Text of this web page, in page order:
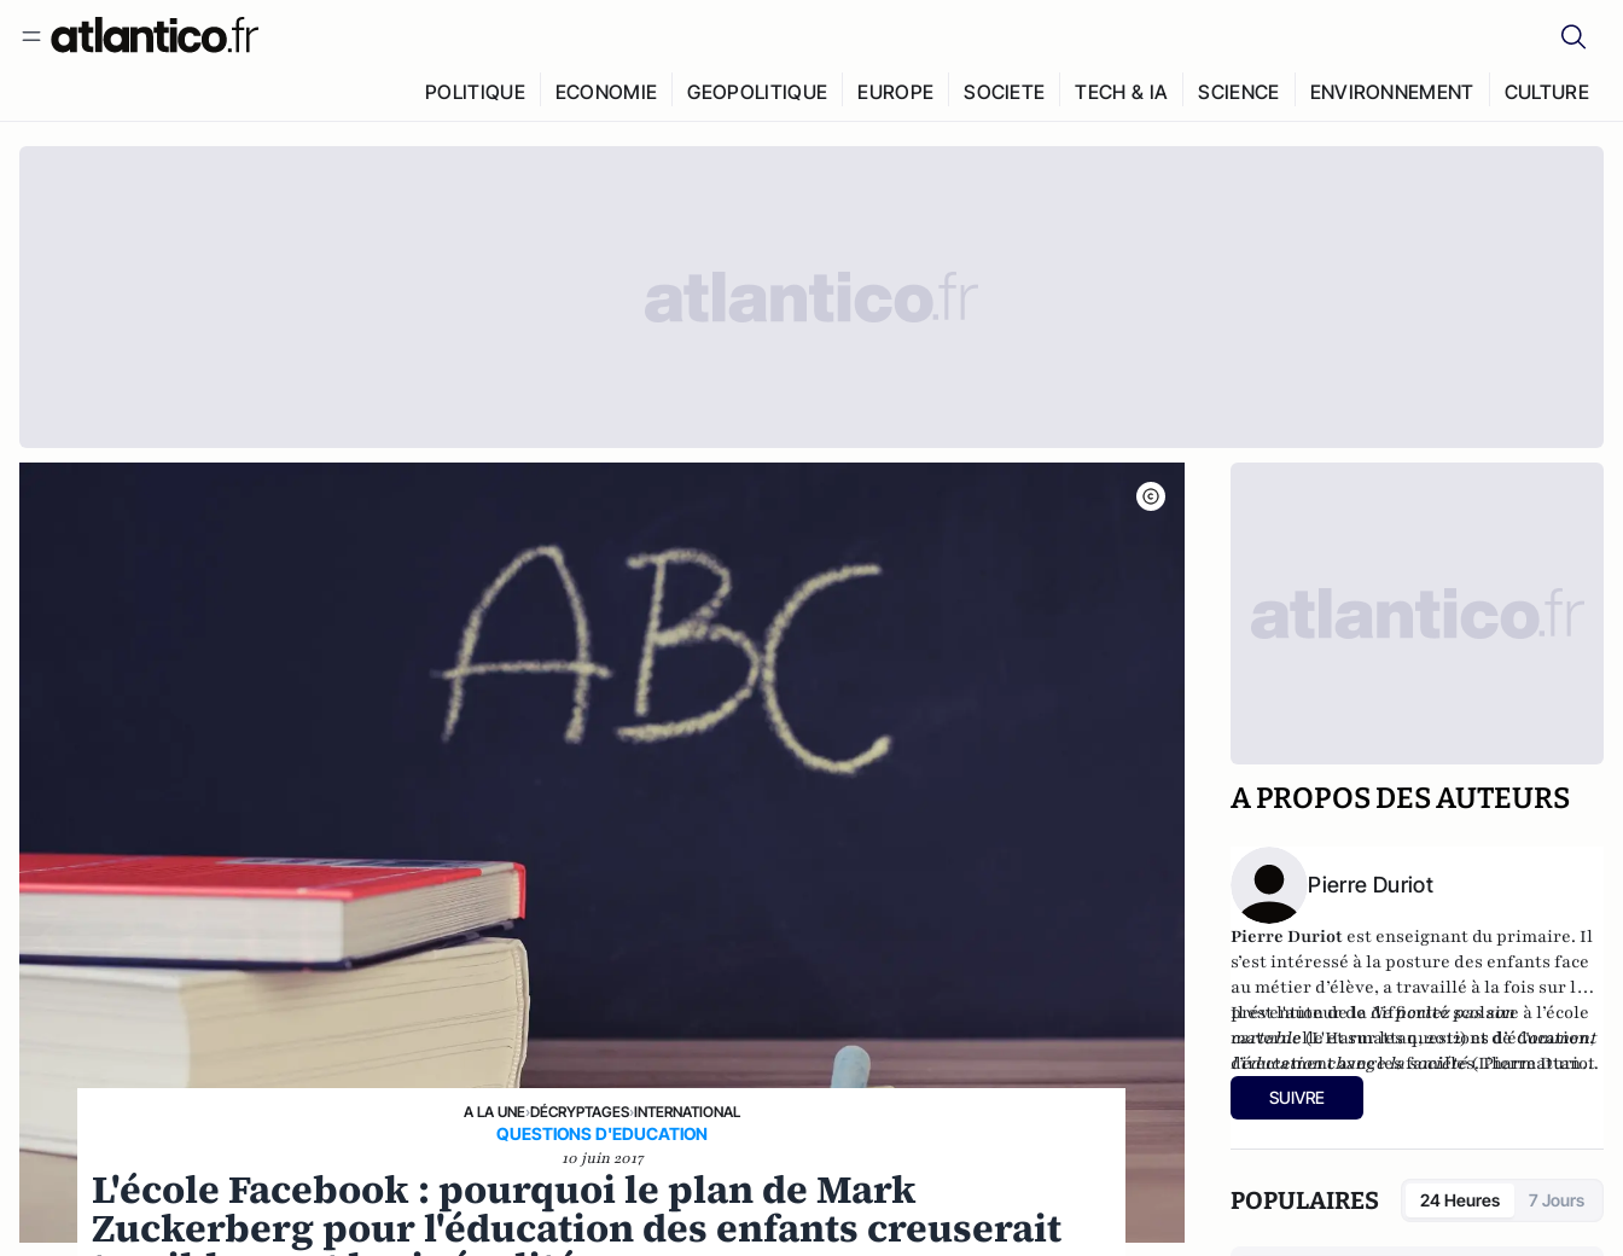
POLITIQUE ECONOMIE GEOPOLITIQUE EUROPE SOCIETE TECH & IA SCIENCE ENVIRONNEMENT CULTURE
A LA UNE›DÉCRYPTAGES›INTERNATIONAL
QUESTIONS D'EDUCATION
10 juin 2017
L'école Facebook : pourquoi le plan de Mark
Zuckerberg pour l'éducation des enfants creuserait
A PROPOS DES AUTEURS
Pierre Duriot
Pierre Duriot est enseignant du primaire. Il
s’est intéressé à la posture des enfants face
au métier d’élève, a travaillé à la fois sur la
prévention de la difficulté scolaire à l’école
maternelle et sur les questions d’éducation,
directement avec les familles. Pierre Duriot
est Porte parole national du parti gaulliste :
Rassemblement du Peuple Français.
Il est l'auteur deNe portez pas son
cartable(L'Harmattan, 2012) et deComment
l’éducation change la société(L’harmattan,
2013). Il a publié en septembre
prof, du côté obscur de l'éducation
SUIVRE
POPULAIRES 24 Heures 7 Jours